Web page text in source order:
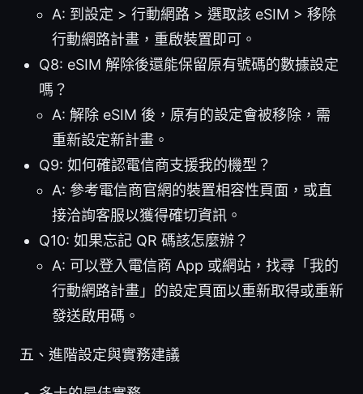
A: 到設定 > 行動網路 > 選取該 eSIM > 移除
行動網路計畫，重啟裝置即可。
Q8: eSIM 解除後還能保留原有號碼的數據設定
嗎？
A: 解除 eSIM 後，原有的設定會被移除，需
重新設定新計畫。
Q9: 如何確認電信商支援我的機型？
A: 參考電信商官網的裝置相容性頁面，或直
接洽詢客服以獲得確切資訊。
Q10: 如果忘記 QR 碼該怎麼辦？
A: 可以登入電信商 App 或網站，找尋「我的
行動網路計畫」的設定頁面以重新取得或重新
發送啟用碼。
五、進階設定與實務建議